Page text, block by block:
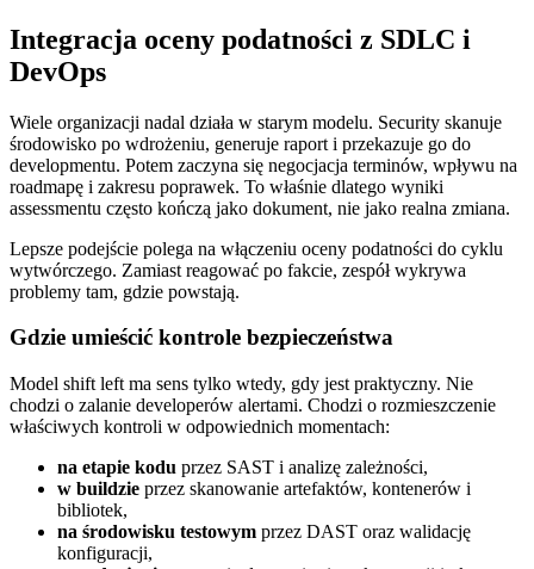
Integracja oceny podatności z SDLC i
DevOps
Wiele organizacji nadal działa w starym modelu. Security skanuje
środowisko po wdrożeniu, generuje raport i przekazuje go do
developmentu. Potem zaczyna się negocjacja terminów, wpływu na
roadmapę i zakresu poprawek. To właśnie dlatego wyniki
assessmentu często kończą jako dokument, nie jako realna zmiana.
Lepsze podejście polega na włączeniu oceny podatności do cyklu
wytwórczego. Zamiast reagować po fakcie, zespół wykrywa
problemy tam, gdzie powstają.
Gdzie umieścić kontrole bezpieczeństwa
Model shift left ma sens tylko wtedy, gdy jest praktyczny. Nie
chodzi o zalanie developerów alertami. Chodzi o rozmieszczenie
właściwych kontroli w odpowiednich momentach:
na etapie kodu przez SAST i analizę zależności,
w buildzie przez skanowanie artefaktów, kontenerów i
bibliotek,
na środowisku testowym przez DAST oraz walidację
konfiguracji,